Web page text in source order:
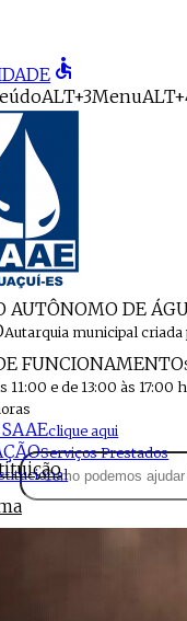
accessible
ALT+3Menu
AUTÔNOMO DE
Autarquia municipal criada
FUNCIONAMENTO
11:00 e de 13:00 às 17:00
clique aqui
Serviços Prestados